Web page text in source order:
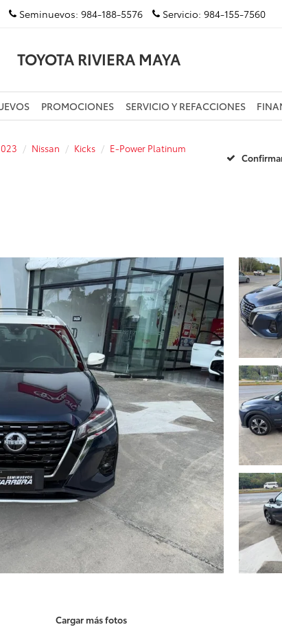
Seminuevos: 984-188-5576 Servicio: 984-155-7560
TOYOTA RIVIERA MAYA
PROMOCIONES SERVICIO Y REFACCIONES
Nissan Kicks E-Power Platinum
Cargar más fotos